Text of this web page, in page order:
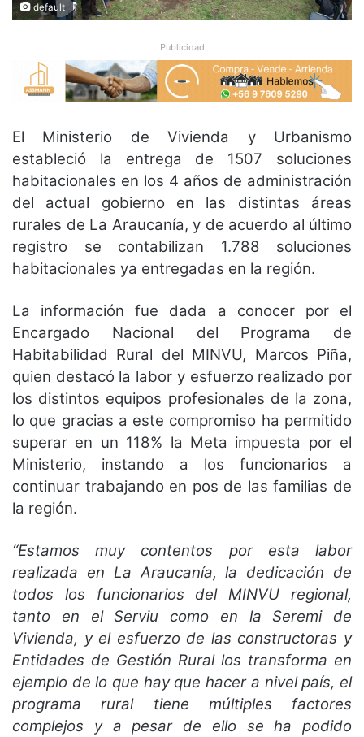
default
Publicidad
El Ministerio de Vivienda y Urbanismo
estableció la entrega de 1507 soluciones
habitacionales en los 4 años de administración
del actual gobierno en las distintas áreas
rurales de La Araucanía, y de acuerdo al último
registro se contabilizan 1.788 soluciones
habitacionales ya entregadas en la región.
La información fue dada a conocer por el
Encargado Nacional del Programa de
Habitabilidad Rural del MINVU, Marcos Piña,
quien destacó la labor y esfuerzo realizado por
los distintos equipos profesionales de la zona,
lo que gracias a este compromiso ha permitido
superar en un 118% la Meta impuesta por el
Ministerio, instando a los funcionarios a
continuar trabajando en pos de las familias de
la región.
“Estamos muy contentos por esta labor
realizada en La Araucanía, la dedicación de
todos los funcionarios del MINVU regional,
tanto en el Serviu como en la Seremi de
Vivienda, y el esfuerzo de las constructoras y
Entidades de Gestión Rural los transforma en
ejemplo de lo que hay que hacer a nivel país, el
programa rural tiene múltiples factores
complejos y a pesar de ello se ha podido